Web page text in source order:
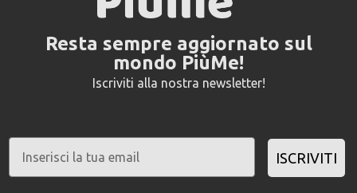
Resta sempre aggiornato sul
mondo PiùMe!
Iscriviti alla nostra newsletter!
ISCRIVITI